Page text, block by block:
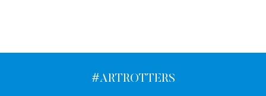
#ARTROTTERS